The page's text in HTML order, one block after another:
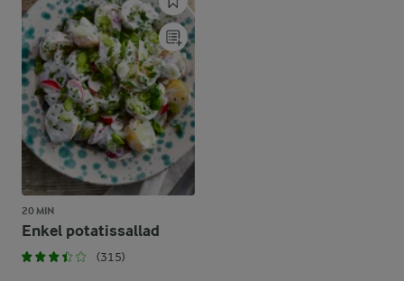
20 MIN
Enkel potatissallad
(315)